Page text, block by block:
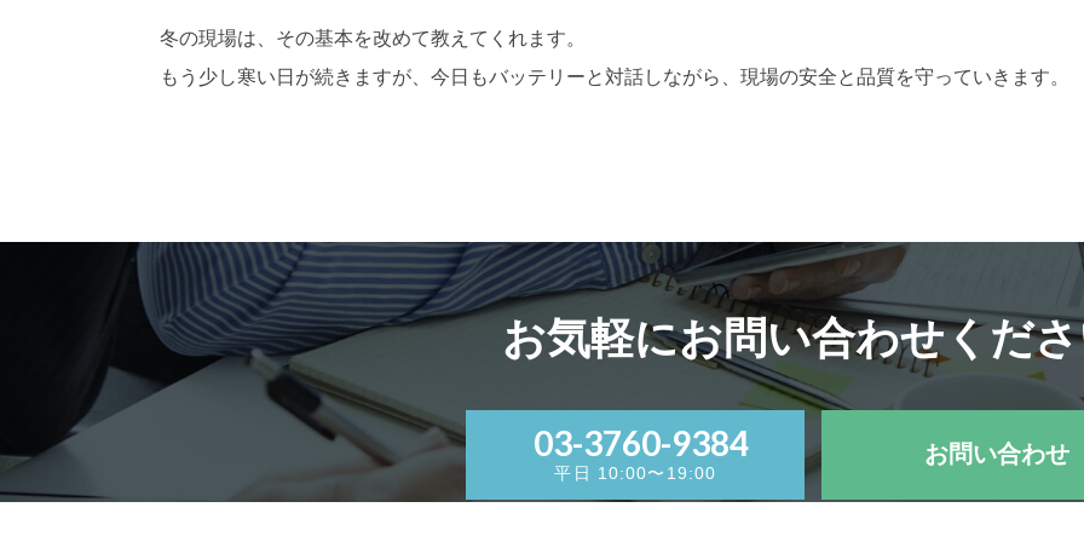
冬の現場は、その基本を改めて教えてくれます。
もう少し寒い日が続きますが、今日もバッテリーと対話しながら、現場の安全と品質を守っていきます。
お気軽にお問い合わせくだ
03-3760-9384
平日 10:00〜19:00
お問い合わせ